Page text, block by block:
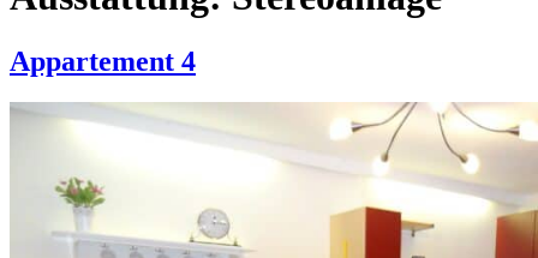
Appartement 4